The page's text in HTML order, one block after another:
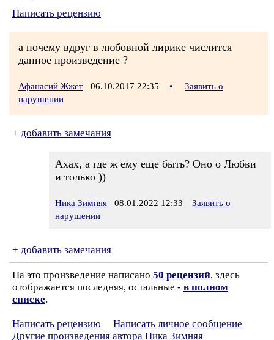
Написать рецензию
а почему вдруг в любовной лирике числится
данное произведение ?
Афанасий Жжет 06.10.2017 22:35 •
Заявить о
нарушении
+ добавить замечания
Ахах, а где ж ему еще быть? Оно о Любви
и только ))
Ника Зимняя 08.01.2022 12:33
Заявить о
нарушении
+ добавить замечания
На это произведение написано 50 рецензий, здесь
отображается последняя, остальные - в полном
списке.
Написать рецензию
Написать личное сообщение
Другие произведения автора Ника Зимняя